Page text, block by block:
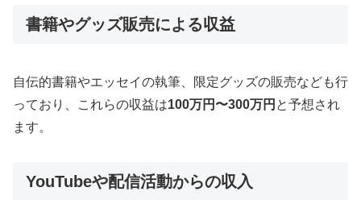
書籍やグッズ販売による収益
自伝的書籍やエッセイの執筆、限定グッズの販売なども行
っており、これらの収益は100万円〜300万円 と予想され
ます。
YouTubeや配信活動からの収入